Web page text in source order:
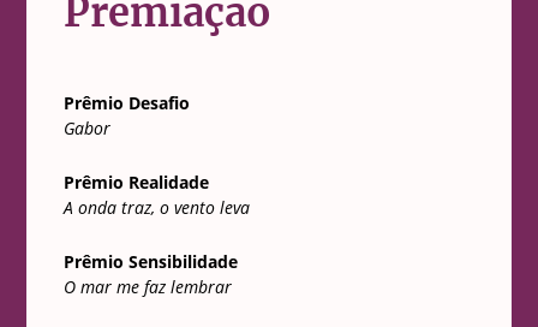
Premiação
Prêmio Desafio
Gabor
Prêmio Realidade
A onda traz, o vento leva
Prêmio Sensibilidade
O mar me faz lembrar